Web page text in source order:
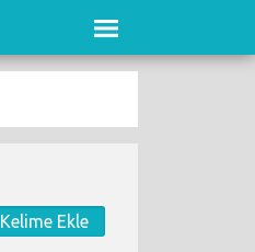
Kelime Ekle